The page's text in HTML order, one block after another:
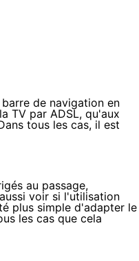
de navigation en
TV par ADSL, qu'aux
tous les cas, il est
au passage,
voir si l'utilisation
plus simple d'adapter le
les cas que cela